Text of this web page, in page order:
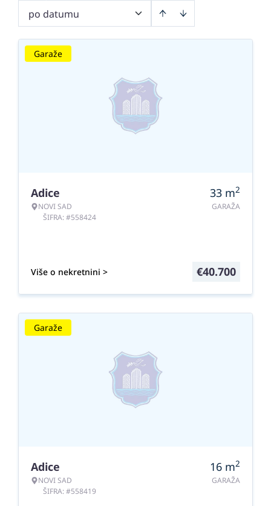
po datumu
Garaže
Adice
NOVI SAD
ŠIFRA: #558424
33 m2
GARAŽA
Više o nekretnini > €40.700
Garaže
Adice
NOVI SAD
ŠIFRA: #558419
16 m2
GARAŽA